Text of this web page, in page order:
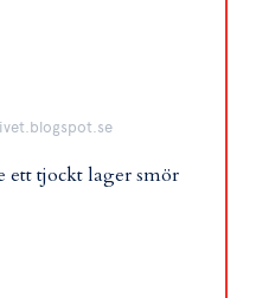
ett tjockt lager smör